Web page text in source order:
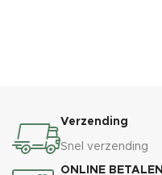
Verzending
Snel verzending
ONLINE BETALEN